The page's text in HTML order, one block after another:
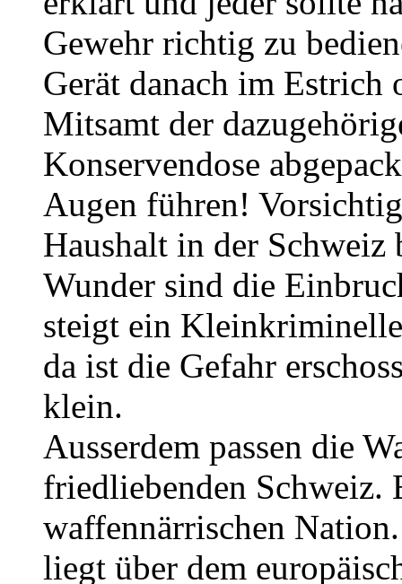
Gewehr richtig zu
Gerät danach im Estrich
Mitsamt der
Konservendose
Augen führen!
Haushalt in der
Wunder sind die
steigt ein
da ist die Gefahr
klein.
Ausserdem passen die
friedliebenden Schweiz.
waffennärrischen
liegt über dem